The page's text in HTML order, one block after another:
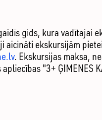
gids, kura vadītajai
aicināti ekskursijām
. Ekskursijas maksa,
"3+ ĢIMENES